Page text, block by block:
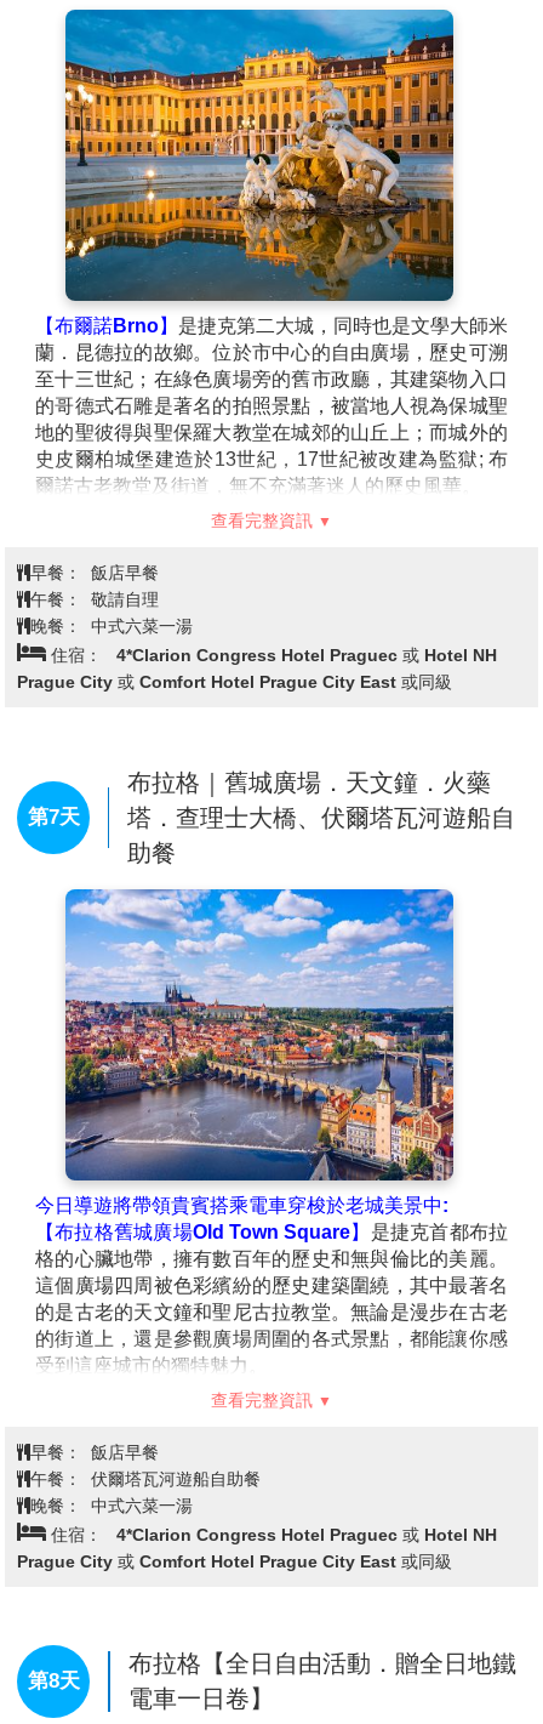
線、色彩以及自然材料的熱愛。
【聖史蒂芬大教堂St.Stephen's Cathedral】(下車參
是奧地利維也納最著名的宗教建築之一，也是該市的
象徵。這座哥德式教堂建於12世紀，擁有壯麗的外觀和
精緻的內部裝飾。最引人注目的是其高達136米的鐘
塔，是維也納的天際線之一。教堂內部擁有豐富的歷史
和藝術遺產，精美的彩繪玻璃窗和雕刻細節展現了中世
紀宗教藝術的精髓。聖史蒂芬大教堂也是奧地利歷史上
許多重要事件的見證地，包括皇室婚禮和國家儀式。
【霍夫堡Hofburg Wien】(下車參觀)是奧匈帝國哈布斯
堡王朝的皇宮，擁有數百年的歷史。這座宮殿不僅是過
去的皇帝住所，現在也是奧地利總統的官邸和政府機構
所在地。霍夫堡宮的建築風格融合了哥德式、文藝復興
式和巴洛克風格，雄偉的外觀和精緻的內部裝飾展現了
奧匈帝國的奢華與歷史底蘊。宮殿內有許多值得一看的
景點，包括皇宮博物館、奧地利國家圖書館，以及著名
的西西公主博物館。
【潘朵芙暢貨中心Parndorf Designer Outlet】是奧地
利最受歡迎的購物目的地之一，對於愛好購物的遊客來
說，這裡絕對不容錯過。位於維也納附近，這座設計師
以更優惠的價格購得頂級時尚。
【布爾諾Brno】 是捷克第二大城，同時也是文學大師米
蘭．昆德拉的故鄉。位於市中心的自由廣場，歷史可溯
至十三世紀；在綠色廣場旁的舊市政廳，其建築物入口
的哥德式石雕是著名的拍照景點，被當地人視為保城聖
地的聖彼得與聖保羅大教堂在城郊的山丘上；而城外的
史皮爾柏城堡建造於13世紀，17世紀被改建為監獄; 布
爾諾古老教堂及街道，無不充滿著迷人的歷史風華。
是捷克的首都，也是歐洲最具魅力
克式和文藝復興風格的建築，街道彷彿流淌著時間的故
事。布拉格城堡矗立在城市的最高處，俯瞰著伏爾塔瓦
河，提供壯麗的景觀。查理大橋連接著兩岸，成為遊客
拍照留念的熱點。老城廣場上有著著名的天文鐘，每到
整點時刻，鐘塔上的人偶便會動起來，吸引眾多目光。
查看完整資訊
早餐：
飯店早餐
午餐：
敬請自理
晚餐：
中式六菜一湯
住宿：
4*Clarion Congress Hotel Praguec 或 Hotel NH
Prague City 或 Comfort Hotel Prague City East 或同級
第7天
布拉格｜舊城廣場．天文鐘．火藥
塔．查理士大橋、伏爾塔瓦河遊船自
助餐
今日導遊將帶領貴賓搭乘電車穿梭於老城美景中:
【布拉格舊城廣場Old Town Square】 是捷克首都布拉
格的心臟地帶，擁有數百年的歷史和無與倫比的美麗。
這個廣場四周被色彩繽紛的歷史建築圍繞，其中最著名
的是古老的天文鐘和聖尼古拉教堂。無論是漫步在古老
的街道上，還是參觀廣場周圍的各式景點，都能讓你感
受到這座城市的獨特魅力。
【天文鐘Astronomical Clock】
之一，建於1410年。這座鐘不僅是時間的指示器，還展
示了當時對天文學和機械工藝的深厚理解。 天文鐘的每
個細節都極具巧思，除了顯示當地時間外，還顯示了月
相、星座以及天文學的其他重要數據。最引人注目的是
每小時的鐘聲表演，當鐘聲響起時，十二使徒會依次出
塔的名字來自於其曾經存放火藥的功能，這也讓它成為
當時防禦系統的重要組成部分。火藥塔以其哥德式建築
風格和精緻的雕刻細節著稱，塔身高約65米，從塔頂可
查看完整資訊
早餐：
飯店早餐
午餐：
伏爾塔瓦河遊船自助餐
晚餐：
中式六菜一湯
住宿：
4*Clarion Congress Hotel Praguec 或 Hotel NH
Prague City 或 Comfort Hotel Prague City East 或同級
第8天
布拉格【全日自由活動．贈全日地鐵
電車一日卷】